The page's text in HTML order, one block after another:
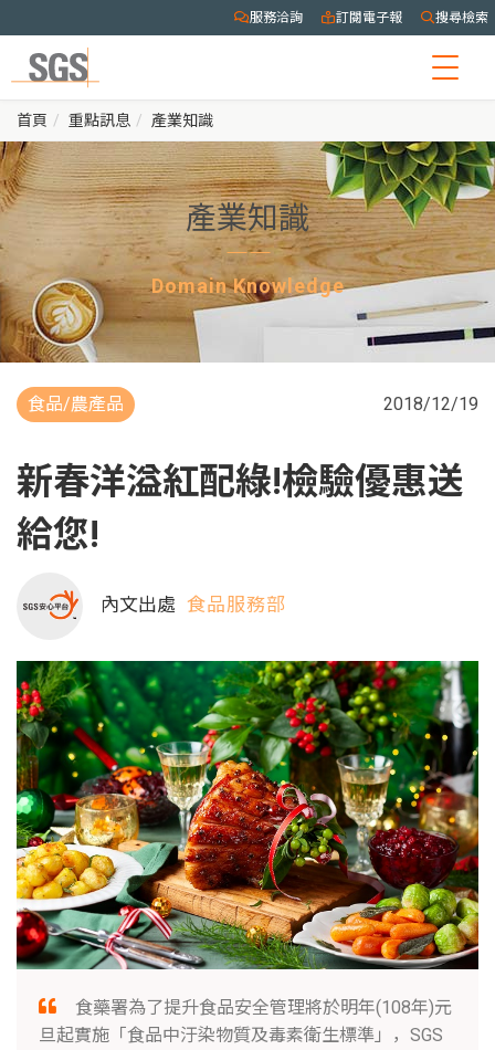
服務洽詢 訂閱電子報 搜尋檢索
首頁 重點訊息 產業知識
產業知識
Domain Knowledge
食品/農產品 2018/12/19
新春洋溢紅配綠!檢驗優惠送
給您!
內文出處 食品服務部
食藥署為了提升食品安全管理將於明年(108年)元
旦起實施「食品中汙染物質及毒素衛生標準」，SGS